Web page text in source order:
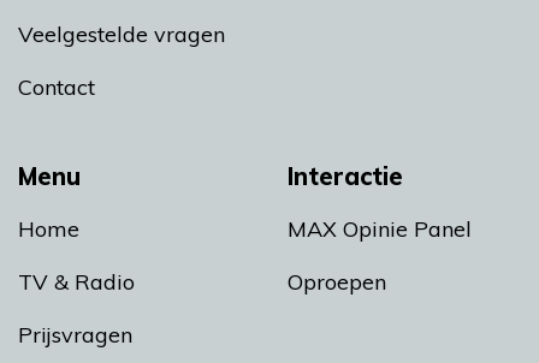
Menu
Home
TV & Radio
Prijsvragen
Interactie
MAX Opinie Panel
Oproepen
Veelgestelde vragen
Contact